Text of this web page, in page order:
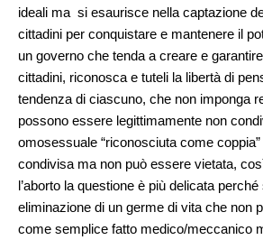
ideali ma si esaurisce nella captazione
cittadini per conquistare e mantenere il
un governo che tenda a creare e
cittadini, riconosca e tuteli la libertà di
tendenza di ciascuno, che non imponga
possono essere legittimamente non
omosessuale “riconosciuta come
condivisa ma non può essere vietata,
l’aborto la questione è più delicata
eliminazione di un germe di vita che non
come semplice fatto medico/meccanico